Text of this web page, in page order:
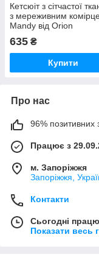
Кетсюіт з сітчастої
з мереживним
Mandy від Orion
635 ₴
Купити
Про нас
96% позитивних
Працює з
м. Запоріжжя
Запоріжжя,
Контакти
Сьогодні
Показати весь